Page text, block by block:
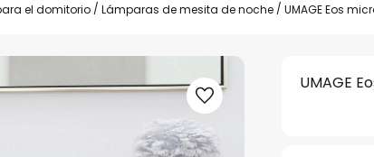
el domitorio Lámparas de mesita de noche UMAGE Eos
UMAGE